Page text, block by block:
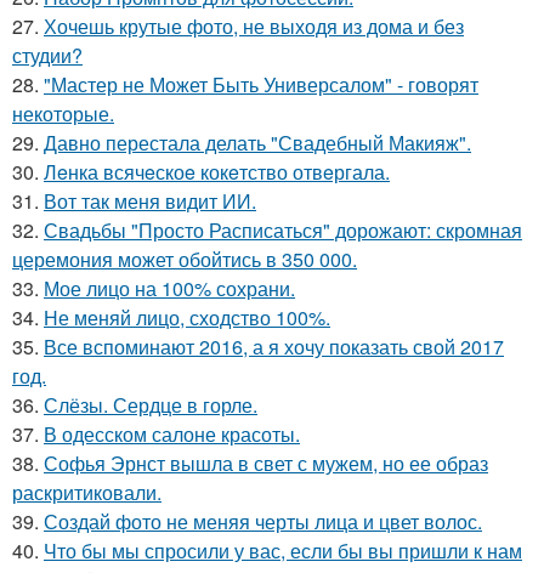
27. Хочешь крутые фото, не выходя из дома и без
студии?
28. "Мастер не Может Быть Универсалом" - говорят
некоторые.
29. Давно перестала делать "Свадебный Макияж".
30. Лeнка всячeскоe кокeтство отвeргала.
31. Вот так меня видит ИИ.
32. Свадьбы "Просто Расписаться" дорожают: скромная
церемония может обойтись в 350 000.
33. Мое лицо на 100% сохрани.
34. Не меняй лицо, сходство 100%.
35. Все вспоминают 2016, а я хочу показать свой 2017
год.
36. Слёзы. Сердце в горле.
37. В одесском салоне красоты.
38. Софья Эрнст вышла в свет с мужем, но ее образ
раскритиковали.
39. Создай фото не меняя черты лица и цвет волос.
40. Что бы мы спросили у вас, если бы вы пришли к нам